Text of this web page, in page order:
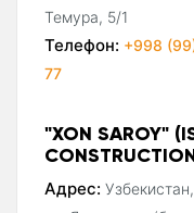
Темура, 5/1
Телефон: +998
77
"XON SAROY"
Адрес: